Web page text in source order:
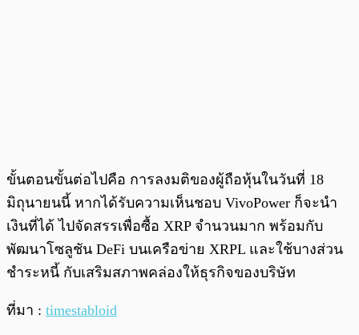
ขั้นตอนขั้นต่อไปคือ การลงมติของผู้ถือหุ้นในวันที่ 18
มิถุนายนนี้ หากได้รับความเห็นชอบ VivoPower ก็จะนำ
เงินที่ได้ ไปจัดสรรเพื่อซื้อ XRP จำนวนมาก พร้อมกับ
พัฒนาโซลูชัน DeFi บนเครือข่าย XRPL และใช้บางส่วน
ชำระหนี้ กับเสริมสภาพคล่องให้ธุรกิจของบริษัท
ที่มา : timestabloid